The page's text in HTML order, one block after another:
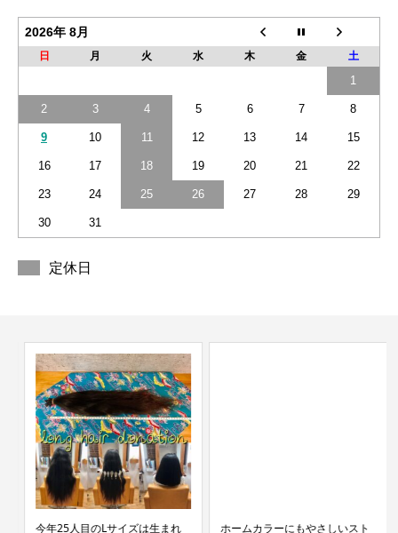
2026年 8月
日 月 火 水 木 金 土
1
2 3 4 5 6 7 8
9 10 11 12 13 14 15
16 17 18 19 20 21 22
23 24 25 26 27 28 29
30 31
定休日
今年25人目のLサイズは生まれ ホームカラーにもやさしいスト